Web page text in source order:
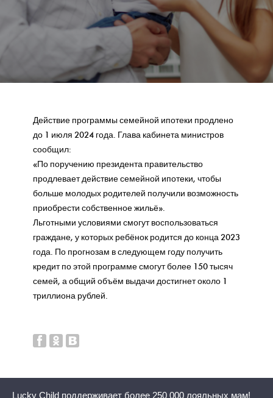
Действие программы семейной ипотеки продлено
до 1 июля 2024 года. Глава кабинета министров
сообщил:
«По поручению президента правительство
продлевает действие семейной ипотеки, чтобы
больше молодых родителей получили возможность
приобрести собственное жильё».
Льготными условиями смогут воспользоваться
граждане, у которых ребёнок родится до конца 2023
года. По прогнозам в следующем году получить
кредит по этой программе смогут более 150 тысяч
семей, а общий объём выдачи достигнет около 1
триллиона рублей.
Lucky Child поддерживает более 250 000 лояльных мам!